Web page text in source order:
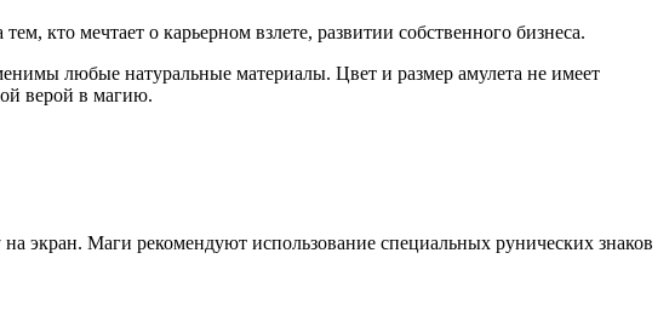
кто мечтает о карьерном взлете, развитии собственного бизнеса.
любые натуральные материалы. Цвет и размер амулета не имеет
верой в магию.
экран. Маги рекомендуют использование специальных рунических знаков